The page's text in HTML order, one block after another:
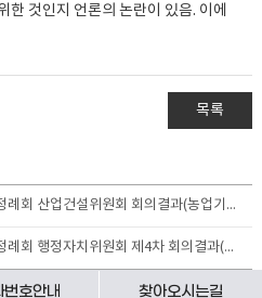
한 것인지 언론의 논란이 있음. 이에
목록
제252회 제2차 정례회 산업건설위원회 회의결과(농업기술센터, 종합건설본부)
제252회 제2차 정례회 행정자치위원회 제4차 회의결과(행정국)
번호안내 찾아오시는길